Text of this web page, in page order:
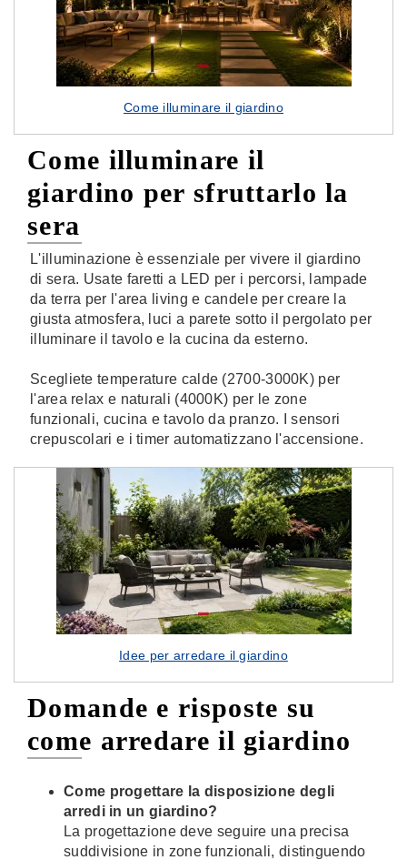
Come illuminare il giardino
Come illuminare il
giardino per sfruttarlo la
sera
L'illuminazione è essenziale per vivere il giardino
di sera. Usate faretti a LED per i percorsi, lampade
da terra per l'area living e candele per creare la
giusta atmosfera, luci a parete sotto il pergolato per
illuminare il tavolo e la cucina da esterno.
Scegliete temperature calde (2700-3000K) per
l'area relax e naturali (4000K) per le zone
funzionali, cucina e tavolo da pranzo. I sensori
crepuscolari e i timer automatizzano l'accensione.
Idee per arredare il giardino
Domande e risposte su
come arredare il giardino
Come progettare la disposizione degli
arredi in un giardino?
La progettazione deve seguire una precisa
suddivisione in zone funzionali, distinguendo